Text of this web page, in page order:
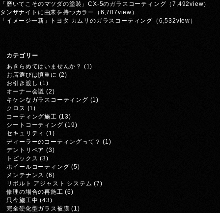
「磨いてこそのマツダの塗装」CX-5のガラスコーティング （7,492view）
タンザナイトに由来を持つカラー
（6,707view）
「イメージ一新」トヨタ カムリのガラスコーティング （6,532view）
カテゴリー
あきらめてはいませんか？ (1)
お店選びは慎重に (2)
お引き渡し (1)
オーナー会議 (2)
キケンなガラスコーティング (1)
クロス (1)
コーティング施工 (13)
シートコーティング (19)
セキュリティ (1)
ディーラーのコーティングって？ (1)
デントリペア (3)
トピックス (3)
ホイールコーティング (5)
メンテナンス (6)
リボルト アジャスト システム (7)
修理の場合の再施工 (6)
只今施工中 (43)
完全硬化型ガラス被膜 (1)